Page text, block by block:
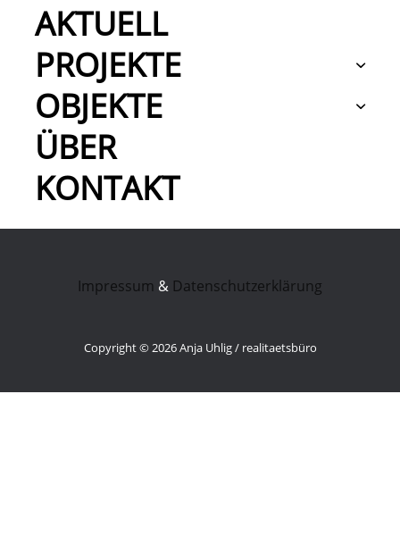
AKTUELL
PROJEKTE
OBJEKTE
ÜBER
KONTAKT
Impressum & Datenschutzerklärung
Copyright © 2026 Anja Uhlig / realitaetsbüro